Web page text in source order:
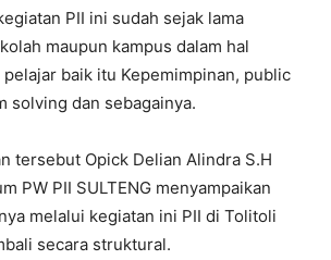
PII ini sudah sejak lama
maupun kampus dalam hal
baik itu Kepemimpinan, public
solving dan sebagainya.
tersebut Opick Delian Alindra S.H
PW PII SULTENG menyampaikan
melalui kegiatan ini PII di Tolitoli
secara struktural.